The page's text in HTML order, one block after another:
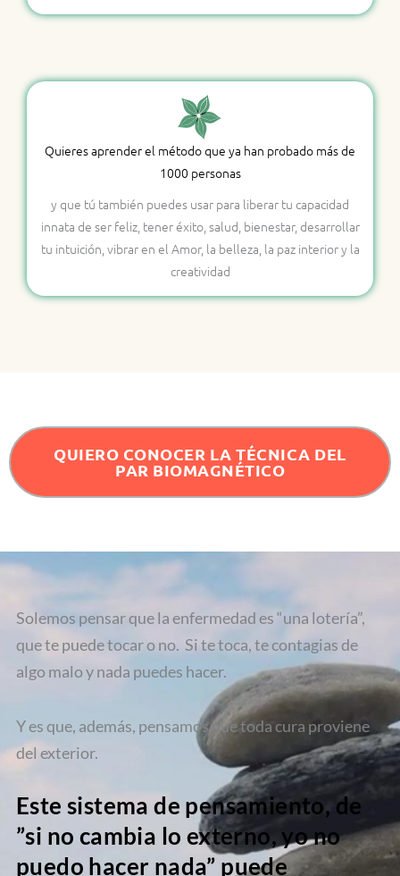
Quieres aprender el método que ya han probado más de
1000 personas
y que tú también puedes usar para liberar tu capacidad
innata de ser feliz, tener éxito, salud, bienestar, desarrollar
tu intuición, vibrar en el Amor, la belleza, la paz interior y la
creatividad
QUIERO CONOCER LA TÉCNICA DEL
PAR BIOMAGNÉTICO
Solemos pensar que la enfermedad es “una lotería”,
que te puede tocar o no. Si te toca, te contagias de
algo malo y nada puedes hacer.
Y es que, además, pensamos que toda cura proviene
del exterior.
Este sistema de pensamiento, de
”si no cambia lo externo, yo no
puedo hacer nada” puede